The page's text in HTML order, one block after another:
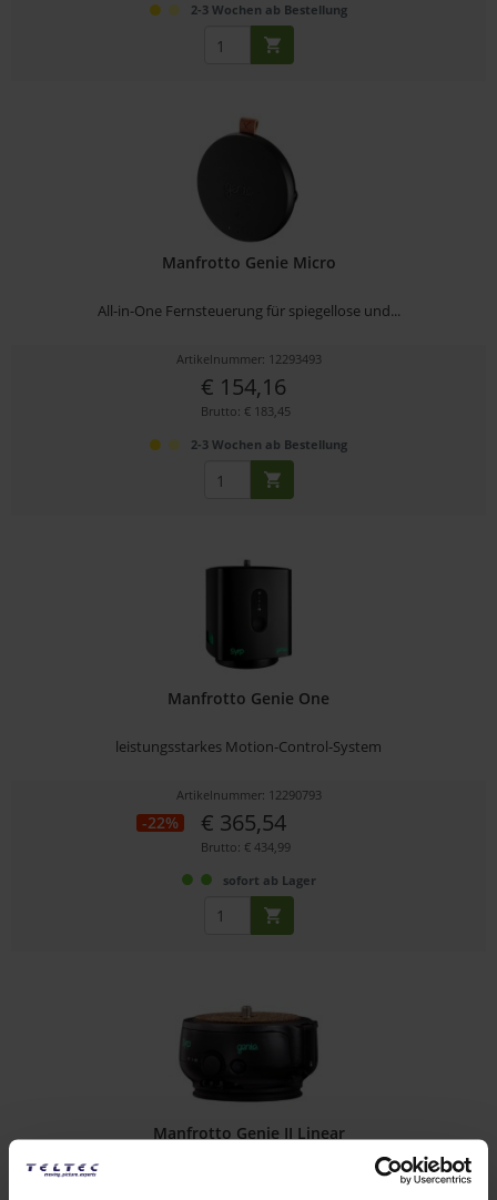
2-3 Wochen ab Bestellung
Manfrotto Genie Micro
All-in-One Fernsteuerung für spiegellose und...
Artikelnummer: 12293493
€ 154,16
Brutto: € 183,45
2-3 Wochen ab Bestellung
Manfrotto Genie One
leistungsstarkes Motion-Control-System
Artikelnummer: 12290793
-22% € 365,54
Brutto: € 434,99
sofort ab Lager
Manfrotto Genie II Linear